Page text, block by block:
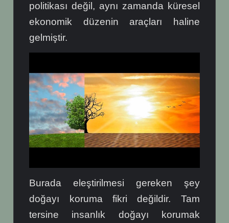
politikası değil, aynı zamanda küresel
ekonomik düzenin araçları haline
gelmiştir.
Burada eleştirilmesi gereken şey
doğayı koruma fikri değildir. Tam
tersine insanlık doğayı korumak